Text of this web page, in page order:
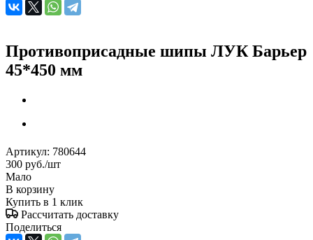
Противоприсадные шипы ЛУК Барьер
45*450 мм
Артикул: 780644
300 руб./шт
Мало
В корзину
Купить в 1 клик
Рассчитать доставку
Поделиться